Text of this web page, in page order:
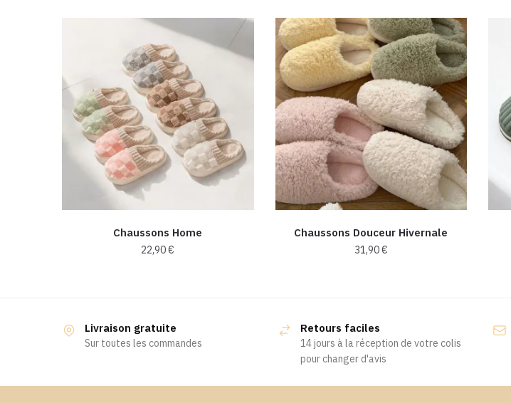
Chaussons Home
22,90€
plusieurs
variations.
options
Chaussons Douceur Hivernale
31,90€
plusieurs
variations.
Les
options
Livraison gratuite
Sur toutes les commandes
Retours faciles
14 jours à la réception de votre colis
pour changer d'avis